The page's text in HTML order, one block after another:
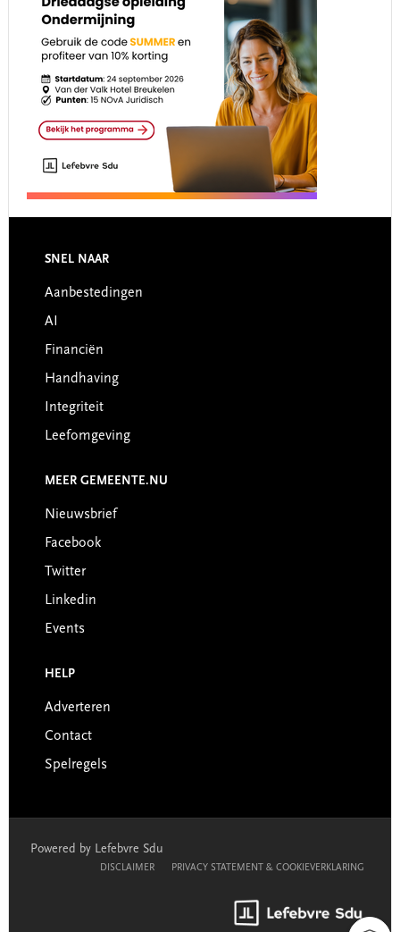
Footer
SNEL NAAR
Aanbestedingen
AI
Financiën
Handhaving
Integriteit
Leefomgeving
MEER GEMEENTE.NU
Nieuwsbrief
Facebook
Twitter
Linkedin
Events
HELP
Adverteren
Contact
Spelregels
Powered by Lefebvre Sdu
DISCLAIMER PRIVACY STATEMENT & COOKIEVERKLARING